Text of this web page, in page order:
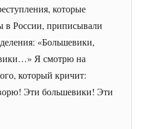
которые
в России, приписывали
«Большевики,
Я смотрю на
который кричит:
Эти большевики! Эти